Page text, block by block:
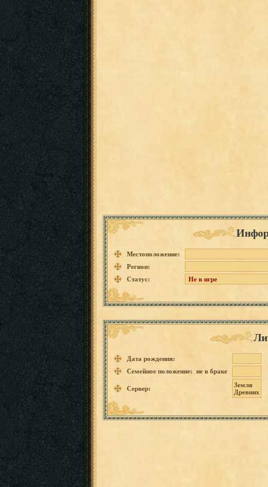
Местоположение:
Регион:
Статус:
Не в игре
Дата рождения:
Семейное положение: не в браке
Сервер:
Земля
Древних